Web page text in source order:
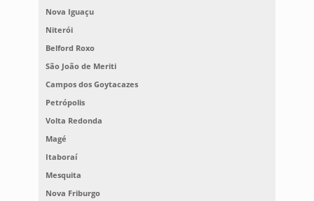
Nova Iguaçu
Niterói
Belford Roxo
São João de Meriti
Campos dos Goytacazes
Petrópolis
Volta Redonda
Magé
Itaboraí
Mesquita
Nova Friburgo